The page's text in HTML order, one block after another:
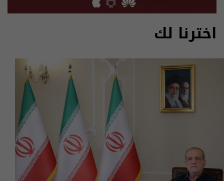
اخترنا لك